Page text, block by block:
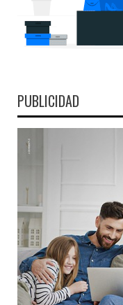
PUBLICIDAD